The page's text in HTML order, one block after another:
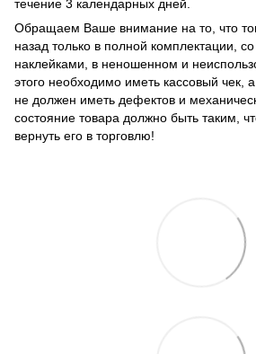
течение 3 календарных дней.
Обращаем Ваше внимание на то, что
назад только в полной комплектации,
наклейками, в неношенном и
этого необходимо иметь кассовый чек,
не должен иметь дефектов и
состояние товара должно быть таким,
вернуть его в торговлю!